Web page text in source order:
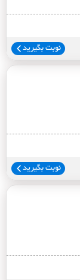
نوبت بگیرید
نوبت بگیرید